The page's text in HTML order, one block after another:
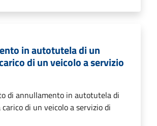
in autotutela di un
di un veicolo a servizio
di annullamento in autotutela di
di un veicolo a servizio di